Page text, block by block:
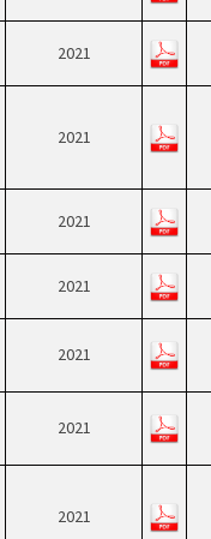
2021
2021
2021
2021
2021
2021
2021